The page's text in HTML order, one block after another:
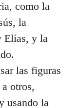
como la
la
Elías, y la
las figuras
otros,
usando la